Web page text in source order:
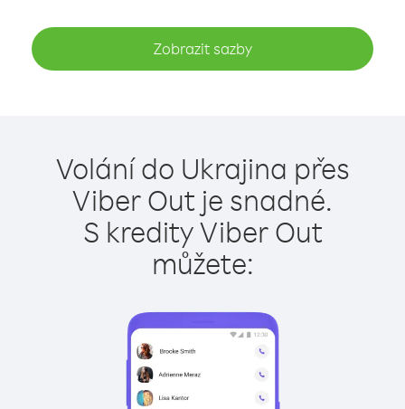
Zobrazit sazby
Volání do Ukrajina přes
Viber Out je snadné.
S kredity Viber Out
můžete: